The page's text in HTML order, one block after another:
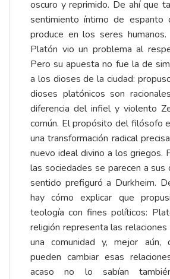
oscuro y reprimido. De ahí que
sentimiento íntimo de espanto
produce en los seres
Platón vio un problema al
Pero su apuesta no fue la de
a los dioses de la ciudad:
dioses platónicos son
diferencia del infiel y violento
común. El propósito del filósofo
una transformación radical
nuevo ideal divino a los griegos.
las sociedades se parecen a sus
sentido prefiguró a Durkheim.
hay cómo explicar que
teología con fines políticos:
religión representa las
una comunidad y, mejor aún,
pueden cambiar esas
acaso no lo sabían